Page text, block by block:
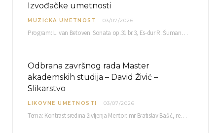
Izvođačke umetnosti
MUZIČKA UMETNOST 03/07/2026
Program: L. van Betoven: Sonata op.31 br.3, Es-dur R. Šuman: Bečki karneval op.26 K. Debisi:…
Odbrana završnog rada Master
akademskih studija – David Živić –
Slikarstvo
LIKOVNE UMETNOSTI 03/07/2026
Tema: Kontrast sredina življenja Mentor: mr Bratislav Bašić, redovni profesor Sreda, 08.07.2026. u…